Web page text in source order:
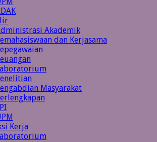
Akademik
dan Kerjasama
Masyarakat
Kerja